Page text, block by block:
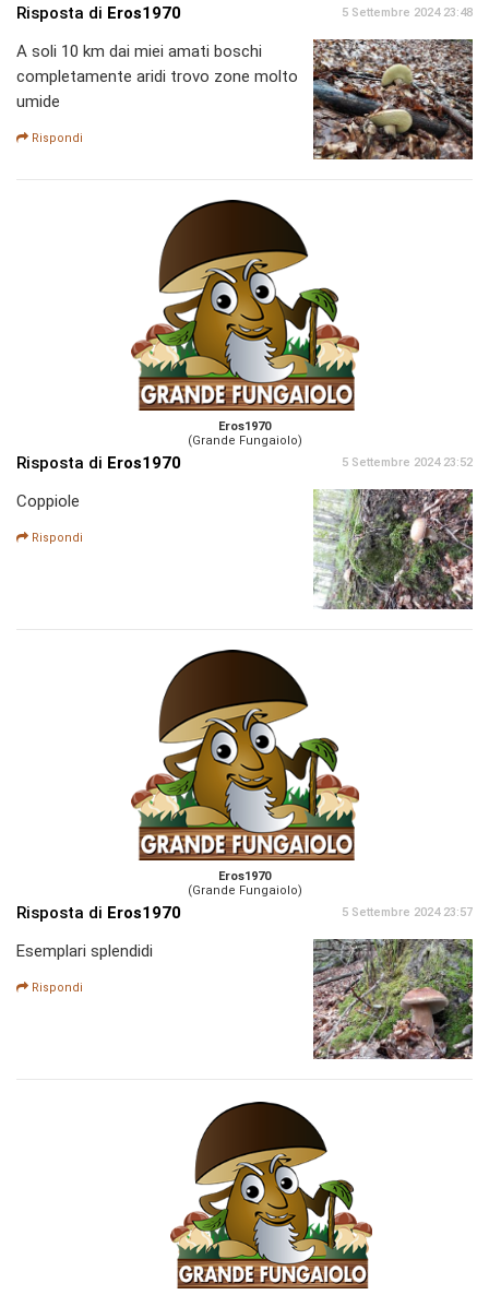
Risposta di Eros1970 5 Settembre 2024 23:48
A soli 10 km dai miei amati boschi
completamente aridi trovo zone molto
umide
Rispondi
Eros1970
(Grande Fungaiolo)
Risposta di Eros1970 5 Settembre 2024 23:52
Coppiole
Rispondi
Eros1970
(Grande Fungaiolo)
Risposta di Eros1970 5 Settembre 2024 23:57
Esemplari splendidi
Rispondi